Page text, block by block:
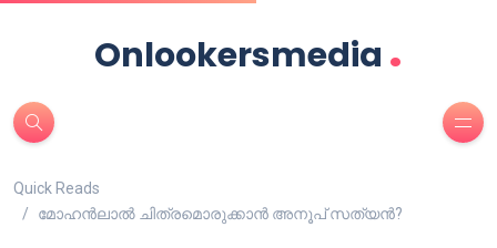
Onlookersmedia .
Quick Reads
മോഹൻലാൽ ചിത്രമൊരുക്കാൻ അനൂപ് സത്യൻ?